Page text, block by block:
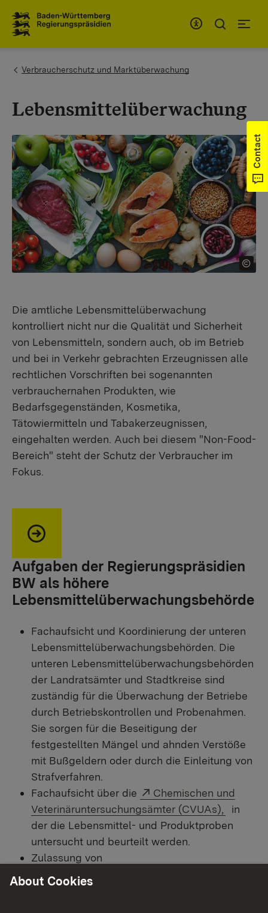
You are here:
Verbraucherschutz und Marktüberwachung
Lebensmittelüberwachung
Die amtliche Lebensmittelüberwachung
kontrolliert nicht nur die Qualität und Sicherheit
von Lebensmitteln, sondern auch, ob im Betrieb
und bei in Verkehr gebrachten Erzeugnissen alle
rechtlichen Vorschriften bei sogenannten
verbrauchernahen Produkten, wie
Bedarfsgegenständen, Kosmetika,
Tätowiermitteln und Tabakerzeugnissen,
eingehalten werden. Auch bei diesem "Non-Food-
Bereich" steht der Schutz der Verbraucher im
Fokus.
Aufgaben der Regierungspräsidien
BW als höhere
Lebensmittelüberwachungsbehörde
Fachaufsicht und Koordinierung der unteren
Lebensmittelüberwachungsbehörden. Die
unteren Lebensmittelüberwachungsbehörden
der Landratsämter und Stadtkreise sind
zuständig für die Überwachung der Betriebe
durch Betriebskontrollen und Probenahmen.
Sie sorgen für die Beseitigung der
festgestellten Mängel und ahnden Verstöße
mit Bußgeldern oder durch die Einleitung von
Strafverfahren.
Fachaufsicht über die
Externer Link:
Chemischen und
Veterinäruntersuchungsämter (CVUAs),
in
der die Lebensmittel- und Produktproben
untersucht und beurteilt werden.
Zulassung von
Gegenprobensachverständigen (s. u.).
Contact
About Cookies